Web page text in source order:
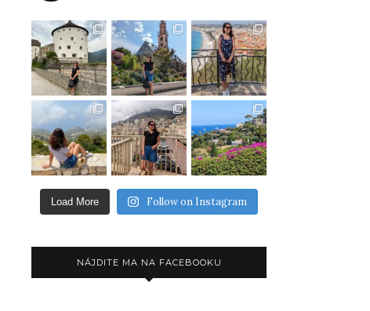
Load More Follow on Instagram
NÁJDITE MA NA FACEBOOKU